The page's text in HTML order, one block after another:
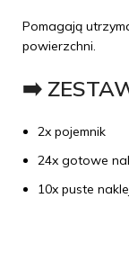
Pomagają
powierzchni.
➡️
2x pojemnik
24x gotowe
10x puste